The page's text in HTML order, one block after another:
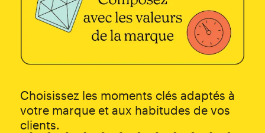
Choisissez les moments clés adaptés à
votre marque et aux habitudes de vos
clients.